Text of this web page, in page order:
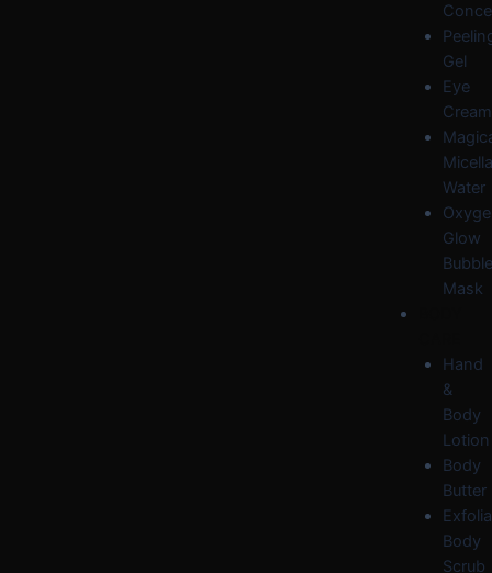
Gel
Eye
Cream
Water
Glow
Bubble
Mask
Hand
&
Body
Lotion
Body
Butter
Body
Scrub